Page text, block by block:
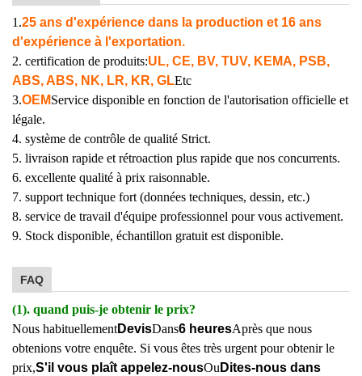
1.25 ans d'expérience dans la production et 16 ans
d'expérience à l'exportation.
2. certification de produits:UL, CE, BV, TUV, KEMA, PSB,
ABS, ABS, NK, LR, KR, GLEtc
3.OEMService disponible en fonction de l'autorisation officielle et
légale.
4. système de contrôle de qualité Strict.
5. livraison rapide et rétroaction plus rapide que nos concurrents.
6. excellente qualité à prix raisonnable.
7. support technique fort (données techniques, dessin, etc.)
8. service de travail d'équipe professionnel pour vous activement.
9. Stock disponible, échantillon gratuit est disponible.
FAQ
(1). quand puis-je obtenir le prix?
Nous habituellementDevisDans6 heuresAprès que nous
obtenions votre enquête. Si vous êtes très urgent pour obtenir le
prix,S'il vous plaît appelez-nousOu Dites-nous dans